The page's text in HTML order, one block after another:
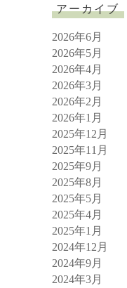
アーカイブ
2026年6月
2026年5月
2026年4月
2026年3月
2026年2月
2026年1月
2025年12月
2025年11月
2025年9月
2025年8月
2025年5月
2025年4月
2025年1月
2024年12月
2024年9月
2024年3月